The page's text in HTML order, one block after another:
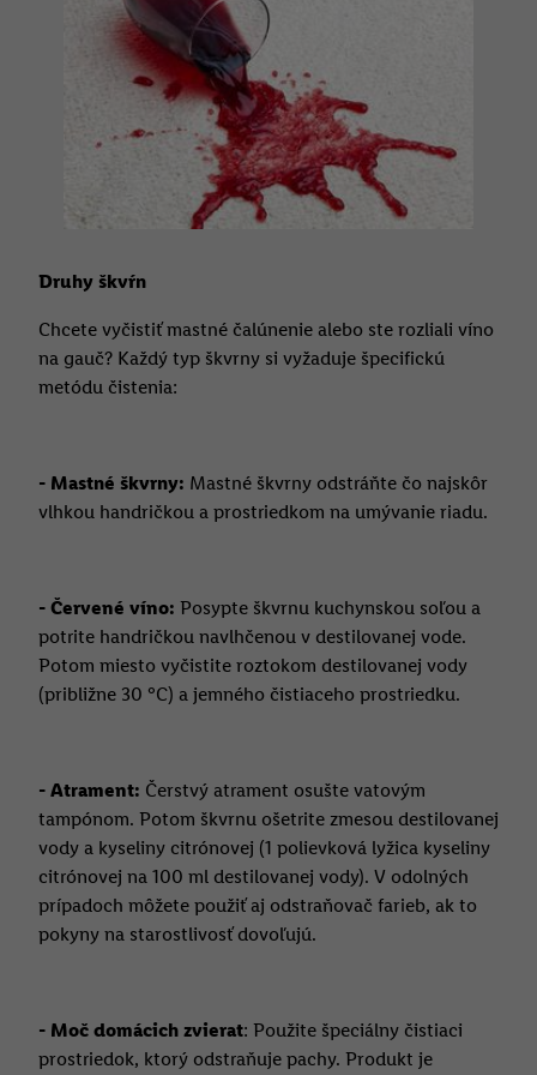
Druhy škvŕn
Chcete vyčistiť mastné čalúnenie alebo ste rozliali víno
na gauč? Každý typ škvrny si vyžaduje špecifickú
metódu čistenia:
- Mastné škvrny: Mastné škvrny odstráňte čo najskôr
vlhkou handričkou a prostriedkom na umývanie riadu.
- Červené víno: Posypte škvrnu kuchynskou soľou a
potrite handričkou navlhčenou v destilovanej vode.
Potom miesto vyčistite roztokom destilovanej vody
(približne 30 °C) a jemného čistiaceho prostriedku.
- Atrament: Čerstvý atrament osušte vatovým
tampónom. Potom škvrnu ošetrite zmesou destilovanej
vody a kyseliny citrónovej (1 polievková lyžica kyseliny
citrónovej na 100 ml destilovanej vody). V odolných
prípadoch môžete použiť aj odstraňovač farieb, ak to
pokyny na starostlivosť dovoľujú.
- Moč domácich zvierat: Použite špeciálny čistiaci
prostriedok, ktorý odstraňuje pachy. Produkt je
Prispôsobiť
" môžete povoliť jednotlivé účely a nájsť
ďalšie informácie o podmienkach spracúvania osobných
Kliknutím na možnosť "Odmietnuť" môžete povoliť iba
používanie potrebných technológií. Kliknutím na "Súhlasím
vyjadríte súhlas so spracúvaním na všetky vyššie uvedené účely.
Ďalšie informácie vrátane informácií o dobe uchovávania
údajov a Vašom práve kedykoľvek odvolať súhlas s účinnosťou
údajov.Imprint nájdete tu.